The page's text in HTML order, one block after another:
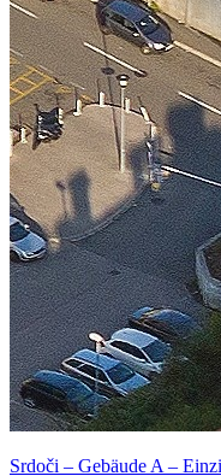
Srdoči – Gebäude A –